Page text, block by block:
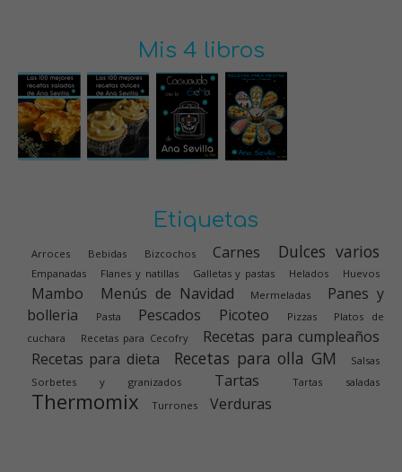
Mis 4 libros
Etiquetas
Arroces Bebidas Bizcochos Carnes Dulces varios
Empanadas Flanes y natillas Galletas y pastas Helados Huevos
Mambo Menús de Navidad Mermeladas
Panes y
bolleria
Pasta Pescados Picoteo Pizzas
Platos de
cuchara
Recetas para Cecofry
Recetas para cumpleaños
Recetas para dieta
Recetas para olla GM
Salsas
Sorbetes y granizados
Tartas Tartas saladas
Thermomix Turrones Verduras